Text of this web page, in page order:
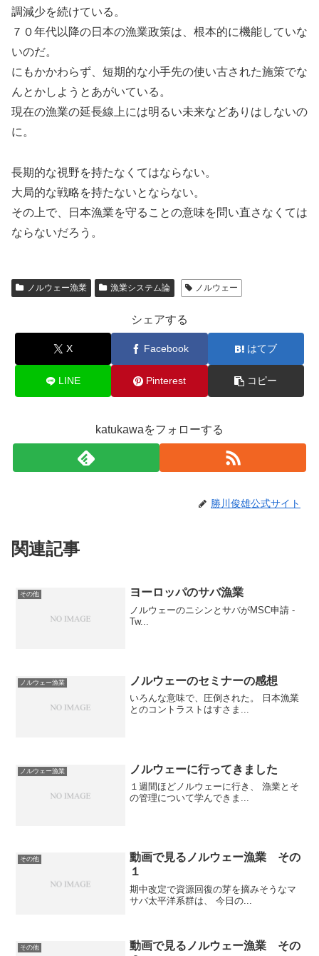
調減少を続けている。
７０年代以降の日本の漁業政策は、根本的に機能していな
いのだ。
にもかかわらず、短期的な小手先の使い古された施策でな
んとかしようとあがいている。
現在の漁業の延長線上には明るい未来などありはしないの
に。
長期的な視野を持たなくてはならない。
大局的な戦略を持たないとならない。
その上で、日本漁業を守ることの意味を問い直さなくては
ならないだろう。
ノルウェー漁業 漁業システム論 ノルウェー
シェアする
X Facebook はてブ
LINE Pinterest コピー
katukawaをフォローする
勝川俊雄公式サイト
関連記事
その他 ヨーロッパのサバ漁業
ノルウェーのニシンとサバがMSC申請 -
Tw...
ノルウェー漁業 ノルウェーのセミナーの感想
いろんな意味で、圧倒された。 日本漁業
とのコントラストはすさま...
ノルウェー漁業 ノルウェーに行ってきました
１週間ほどノルウェーに行き、 漁業とそ
の管理について学んできま...
その他
動画で見るノルウェー漁業 その
１
期中改定で資源回復の芽を摘みそうなマ
サバ太平洋系群は、 今日の...
その他
動画で見るノルウェー漁業 その